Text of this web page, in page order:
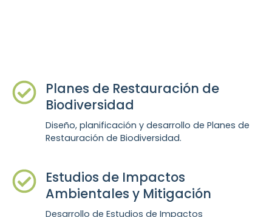
Planes de Restauración de
Biodiversidad
Diseño, planificación y desarrollo de Planes de
Restauración de Biodiversidad.
Estudios de Impactos
Ambientales y Mitigación
Desarrollo de Estudios de Impactos